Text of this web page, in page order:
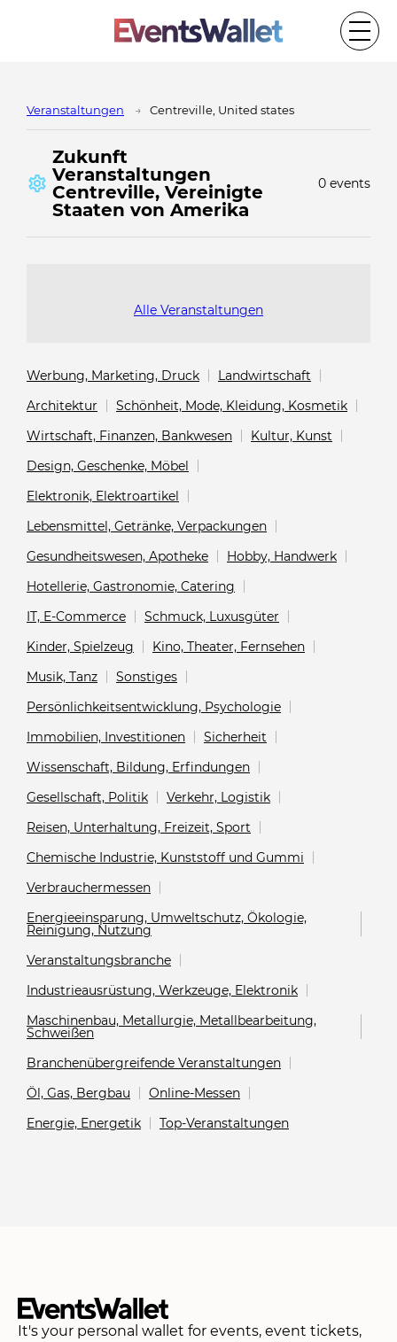
Veranstaltungen Centreville, United states
Zukunft
Veranstaltungen
Centreville, Vereinigte
Staaten von Amerika
0 events
Alle Veranstaltungen
Werbung, Marketing, Druck
Landwirtschaft
Architektur
Schönheit, Mode, Kleidung, Kosmetik
Wirtschaft, Finanzen, Bankwesen
Kultur, Kunst
Design, Geschenke, Möbel
Elektronik, Elektroartikel
Lebensmittel, Getränke, Verpackungen
Gesundheitswesen, Apotheke
Hobby, Handwerk
Hotellerie, Gastronomie, Catering
IT, E-Commerce
Schmuck, Luxusgüter
Kinder, Spielzeug
Kino, Theater, Fernsehen
Musik, Tanz
Sonstiges
Persönlichkeitsentwicklung, Psychologie
Immobilien, Investitionen
Sicherheit
Wissenschaft, Bildung, Erfindungen
Gesellschaft, Politik
Verkehr, Logistik
Reisen, Unterhaltung, Freizeit, Sport
Chemische Industrie, Kunststoff und Gummi
Verbrauchermessen
Energieeinsparung, Umweltschutz, Ökologie,
Reinigung, Nutzung
Veranstaltungsbranche
Industrieausrüstung, Werkzeuge, Elektronik
Maschinenbau, Metallurgie, Metallbearbeitung,
Schweißen
Branchenübergreifende Veranstaltungen
Öl, Gas, Bergbau
Online-Messen
Energie, Energetik
Top-Veranstaltungen
It's your personal wallet for events, event tickets,